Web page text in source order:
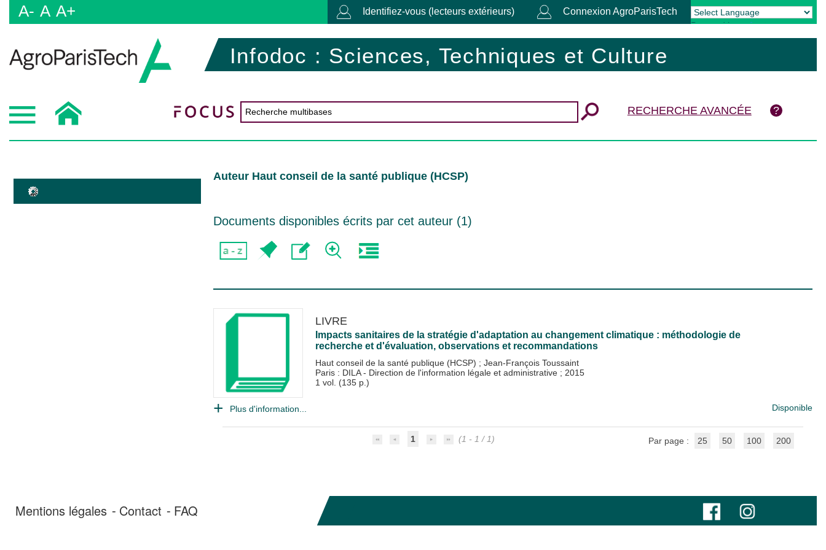
A- A A+ Identifiez-vous (lecteurs extérieurs) Connexion AgroParisTech
Powered by Translate
Infodoc : Sciences, Techniques et Culture
RECHERCHE AVANCÉE
Auteur Haut conseil de la santé publique (HCSP)
Documents disponibles écrits par cet auteur (1)
LIVRE
Impacts sanitaires de la stratégie d'adaptation au changement climatique : méthodologie de
recherche et d'évaluation, observations et recommandations
Haut conseil de la santé publique (HCSP) ; Jean-François Toussaint
Paris : DILA - Direction de l'information légale et administrative ; 2015
1 vol. (135 p.)
Plus d'information... Disponible
1 (1 - 1 / 1) Par page : 25 50 100 200
Mentions légales Contact FAQ